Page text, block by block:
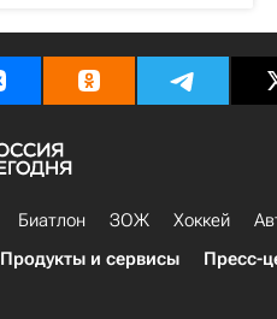
Биатлон ЗОЖ Хоккей
Продукты и сервисы Пресс-